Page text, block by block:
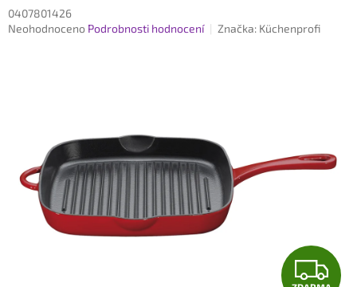
0407801426
Průměrné
Neohodnoceno Podrobnosti hodnocení Značka: Küchenprofi
Z